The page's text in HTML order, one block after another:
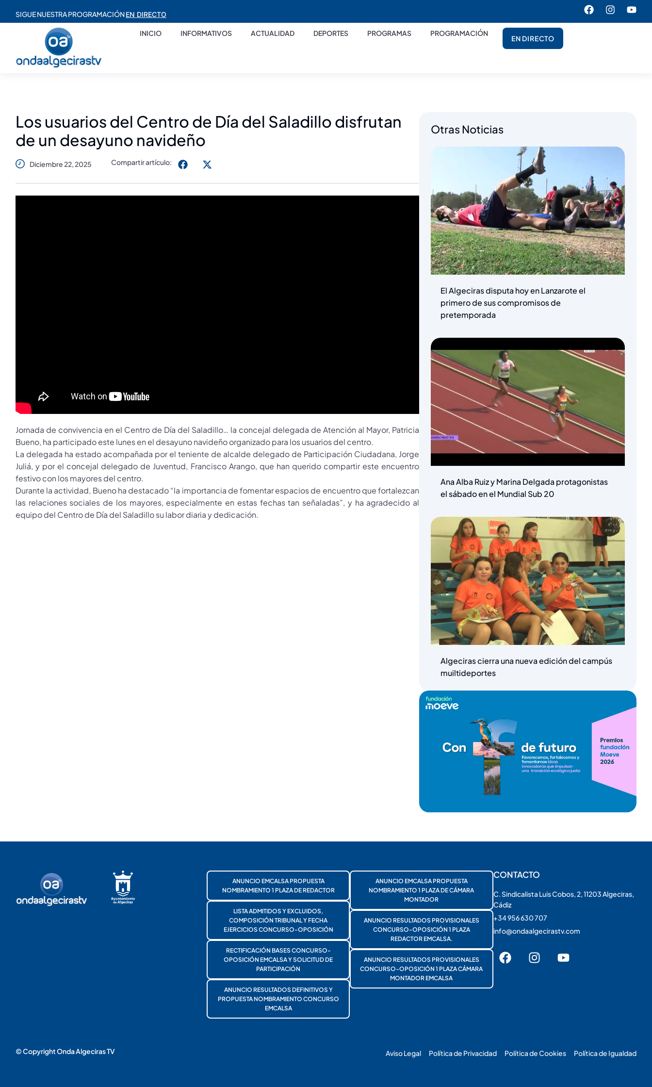
SIGUE NUESTRA PROGRAMACIÓNEN DIRECTO
INICIO INFORMATIVOS ACTUALIDAD DEPORTES PROGRAMAS PROGRAMACIÓN
EN DIRECTO
Los usuarios del Centro de Día del Saladillo disfrutan
de un desayuno navideño
Diciembre 22, 2025 Compartir artículo:
Jornada de convivencia en el Centro de Día del Saladillo… la concejal delegada de Atención al Mayor, Patricia
Bueno, ha participado este lunes en el desayuno navideño organizado para los usuarios del centro.
La delegada ha estado acompañada por el teniente de alcalde delegado de Participación Ciudadana, Jorge
Juliá, y por el concejal delegado de Juventud, Francisco Arango, que han querido compartir este encuentro
festivo con los mayores del centro.
Durante la actividad, Bueno ha destacado “la importancia de fomentar espacios de encuentro que fortalezcan
las relaciones sociales de los mayores, especialmente en estas fechas tan señaladas”, y ha agradecido al
equipo del Centro de Día del Saladillo su labor diaria y dedicación.
Otras Noticias
El Algeciras disputa hoy en Lanzarote el
primero de sus compromisos de
pretemporada
Ana Alba Ruiz y Marina Delgada protagonistas
el sábado en el Mundial Sub 20
Algeciras cierra una nueva edición del campús
muiltideportes
ANUNCIO EMCALSA PROPUESTA
NOMBRAMIENTO 1 PLAZA DE REDACTOR
LISTA ADMITIDOS Y EXCLUIDOS,
COMPOSICIÓN TRIBUNAL Y FECHA
EJERCICIOS CONCURSO-OPOSICIÓN
RECTIFICACIÓN BASES CONCURSO-
OPOSICIÓN EMCALSA Y SOLICITUD DE
PARTICIPACIÓN
ANUNCIO RESULTADOS DEFINITIVOS Y
PROPUESTA NOMBRAMIENTO CONCURSO
EMCALSA
ANUNCIO EMCALSA PROPUESTA
NOMBRAMIENTO 1 PLAZA DE CÁMARA
MONTADOR
ANUNCIO RESULTADOS PROVISIONALES
CONCURSO-OPOSICIÓN 1 PLAZA
REDACTOR EMCALSA.
ANUNCIO RESULTADOS PROVISIONALES
CONCURSO-OPOSICIÓN 1 PLAZA CÁMARA
MONTADOR EMCALSA
CONTACTO
C. Sindicalista Luis Cobos, 2, 11203 Algeciras,
Cádiz
+34 956 630 707
info@ondaalgecirastv.com
© Copyright Onda Algeciras TV Aviso Legal Política de Privacidad Política de Cookies Política de Igualdad